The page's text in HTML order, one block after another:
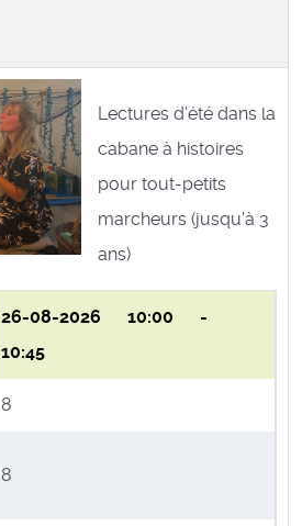
Lectures d'été dans la
cabane à histoires
pour tout-petits
marcheurs (jusqu'à 3
ans)
26-08-2026 10:00 -
10:45
8
8